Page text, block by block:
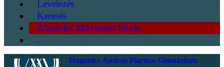
Levelezés
Keresés
Alapfokú Művészeti Iskola
.
Dugonics András Piarista Gimnázium